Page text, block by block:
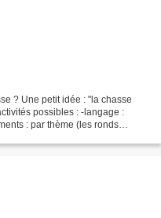
? Une petit idée : "la chasse
possibles : -langage :
: par thème (les ronds